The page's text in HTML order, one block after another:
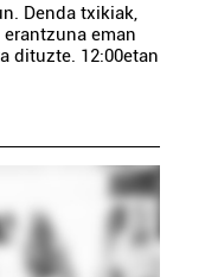
Denda txikiak,
eman
dituzte. 12:00etan